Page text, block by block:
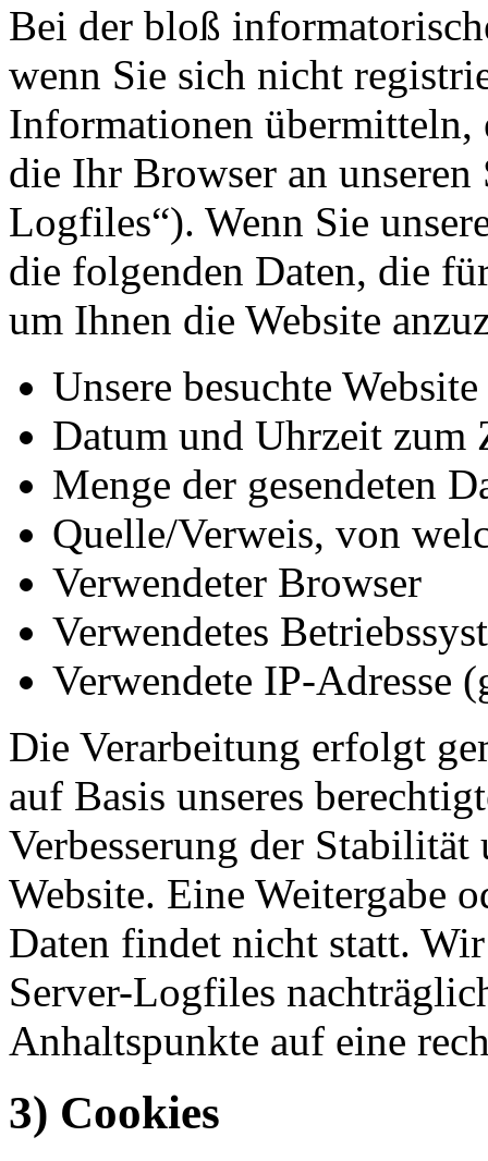
Bei der bloß
wenn Sie sich nicht
Informationen übermitteln,
die Ihr Browser an
Logfiles“). Wenn Sie
die folgenden Daten, die
um Ihnen die Website
Unsere besuchte Website
Datum und Uhrzeit zum
Menge der gesendeten
Quelle/Verweis, von
Verwendeter Browser
Verwendetes
Verwendete IP-Adresse
Die Verarbeitung erfolgt
auf Basis unseres
Verbesserung der
Website. Eine Weitergabe
Daten findet nicht statt.
Server-Logfiles
Anhaltspunkte auf eine
3) Cookies